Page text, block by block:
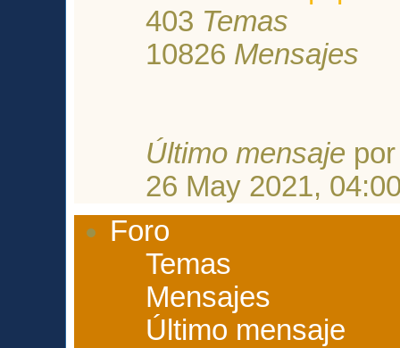
403 Temas
10826 Mensajes
Último mensaje
26 May 2021,
Foro
Temas
Mensajes
Último mensaje